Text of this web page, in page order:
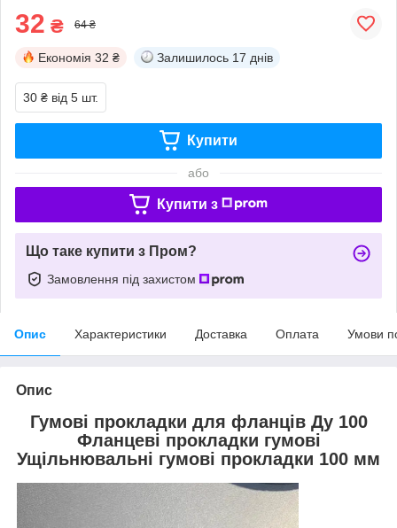
32 ₴ 64 ₴
Економія 32 ₴ Залишилось 17 днів
30 ₴ від 5 шт.
Купити
або
Купити з
Що таке купити з Пром?
Замовлення під захистом
Опис Характеристики Доставка Оплата Умови
Опис
Гумові прокладки для фланців Ду 100
Фланцеві прокладки гумові
Ущільнювальні гумові прокладки 100 мм